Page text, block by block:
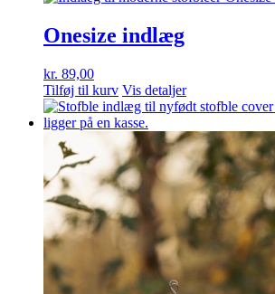
Onesize indlæg
kr. 89,00
Tilføj til kurv Vis detaljer